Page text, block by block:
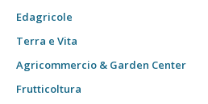
Edagricole
Terra e Vita
Agricommercio & Garden Center
Frutticoltura